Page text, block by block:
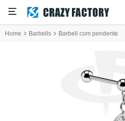
Home Barbells Barbell com pendente